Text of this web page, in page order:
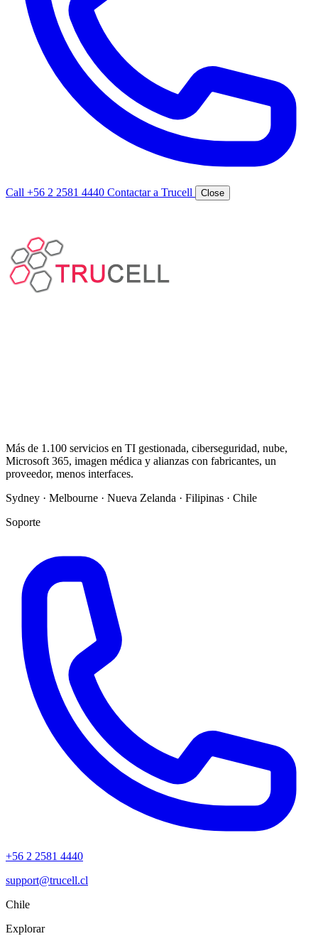
Call +56 2 2581 4440 Contactar a Trucell Close
Más de 1.100 servicios en TI gestionada, ciberseguridad, nube,
Microsoft 365, imagen médica y alianzas con fabricantes, un
proveedor, menos interfaces.
Sydney · Melbourne · Nueva Zelanda · Filipinas · Chile
Soporte
+56 2 2581 4440
support@trucell.cl
Chile
Explorar